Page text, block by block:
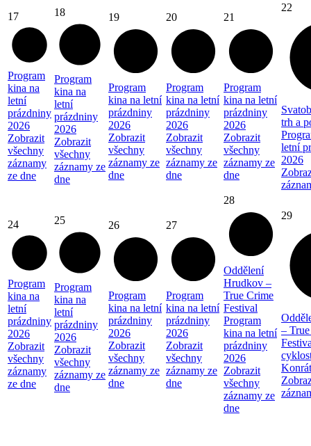
17
Program
kina na
letní
prázdniny
2026
Zobrazit
všechny
záznamy
ze dne
18
Program
kina na
letní
prázdniny
2026
Zobrazit
všechny
záznamy ze
dne
19
Program
kina na letní
prázdniny
2026
Zobrazit
všechny
záznamy ze
dne
20
Program
kina na letní
prázdniny
2026
Zobrazit
všechny
záznamy ze
dne
21
Program
kina na letní
prázdniny
2026
Zobrazit
všechny
záznamy ze
dne
22
trh a
letní
2026
24
Program
kina na
letní
prázdniny
2026
Zobrazit
všechny
záznamy
ze dne
25
Program
kina na
letní
prázdniny
2026
Zobrazit
všechny
záznamy ze
dne
26
Program
kina na letní
prázdniny
2026
Zobrazit
všechny
záznamy ze
dne
27
Program
kina na letní
prázdniny
2026
Zobrazit
všechny
záznamy ze
dne
28
Oddělení
Hrudkov –
True Crime
Festival
Program
kina na letní
prázdniny
2026
Zobrazit
všechny
záznamy ze
dne
29
–